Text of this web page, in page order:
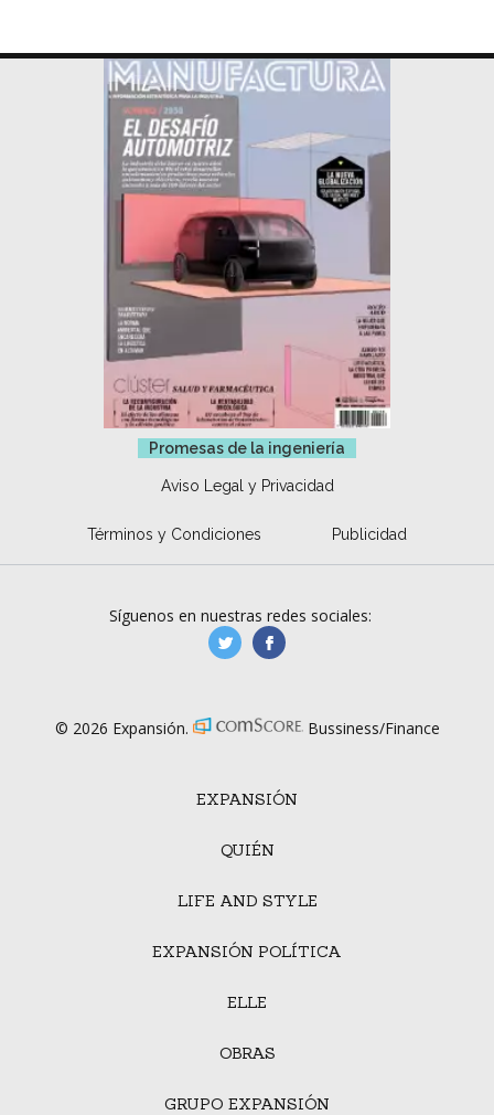
Promesas de la ingeniería
Aviso Legal y Privacidad
Términos y Condiciones Publicidad
EXPANSIÓN
QUIÉN
LIFE AND STYLE
EXPANSIÓN POLÍTICA
ELLE
OBRAS
GRUPO EXPANSIÓN
Síguenos en nuestras redes sociales:
manufacturaGE
© 2026 Expansión. Bussiness/Finance